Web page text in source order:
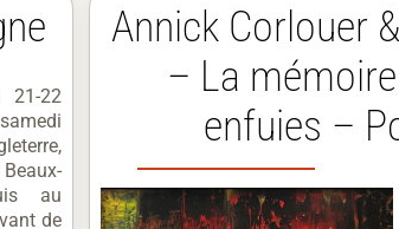
22
au
de
Annick Corlouer
– La
enfuies –